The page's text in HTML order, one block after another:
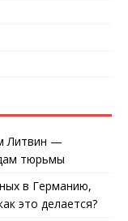
Литвин —
тюрьмы
в Германию,
это делается?